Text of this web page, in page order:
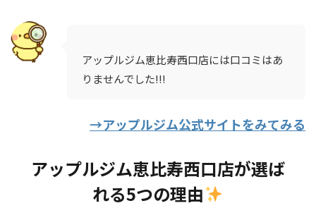
アップルジム恵比寿西口店には口コミはあ
りませんでした!!!
→アップルジム公式サイトをみてみる
アップルジム恵比寿西口店が選ば
れる5つの理由